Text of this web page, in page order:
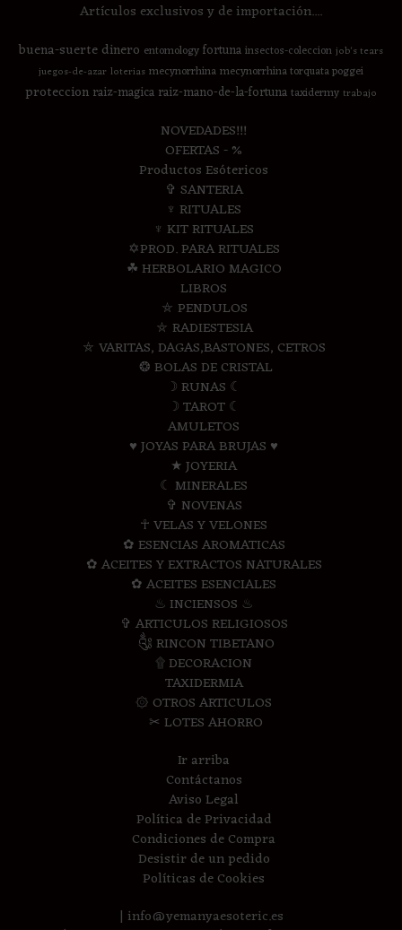
Artículos exclusivos y de importación....
buena-suertedinero entomologyfortunainsectos-coleccion job's tears
juegos-de-azar loterias mecynorrhinamecynorrhina torquata poggei
proteccion raiz-magica raiz-mano-de-la-fortunataxidermy trabajo
NOVEDADES!!!
OFERTAS - %
Productos Esótericos
✞ SANTERIA
♆ RITUALES
♆ KIT RITUALES
✡PROD. PARA RITUALES
☘ HERBOLARIO MAGICO
LIBROS
⛤ PENDULOS
⛤ RADIESTESIA
⛤ VARITAS, DAGAS,BASTONES, CETROS
❂ BOLAS DE CRISTAL
☽ RUNAS ☾
☽ TAROT ☾
AMULETOS
♥ JOYAS PARA BRUJAS ♥
★ JOYERIA
☾ MINERALES
✞ NOVENAS
☥ VELAS Y VELONES
✿ ESENCIAS AROMATICAS
✿ ACEITES Y EXTRACTOS NATURALES
✿ ACEITES ESENCIALES
♨ INCIENSOS ♨
✞ ARTICULOS RELIGIOSOS
༃ RINCON TIBETANO
۩ DECORACION
TAXIDERMIA
۞ OTROS ARTICULOS
✂ LOTES AHORRO
Ir arriba
Contáctanos
Aviso Legal
Política de Privacidad
Condiciones de Compra
Desistir de un pedido
Políticas de Cookies
| info@yemanyaesoteric.es